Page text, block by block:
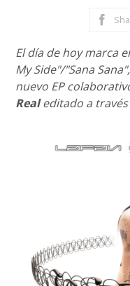
El día de hoy marca
My Side"/"Sana
nuevo EP
Realeditado a través